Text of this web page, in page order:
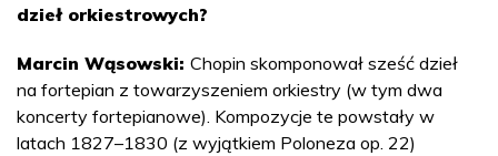
dzieł orkiestrowych?
Marcin Wąsowski: Chopin skomponował sześć dzieł
na fortepian z towarzyszeniem orkiestry (w tym dwa
koncerty fortepianowe). Kompozycje te powstały w
latach 1827–1830 (z wyjątkiem Poloneza op. 22)